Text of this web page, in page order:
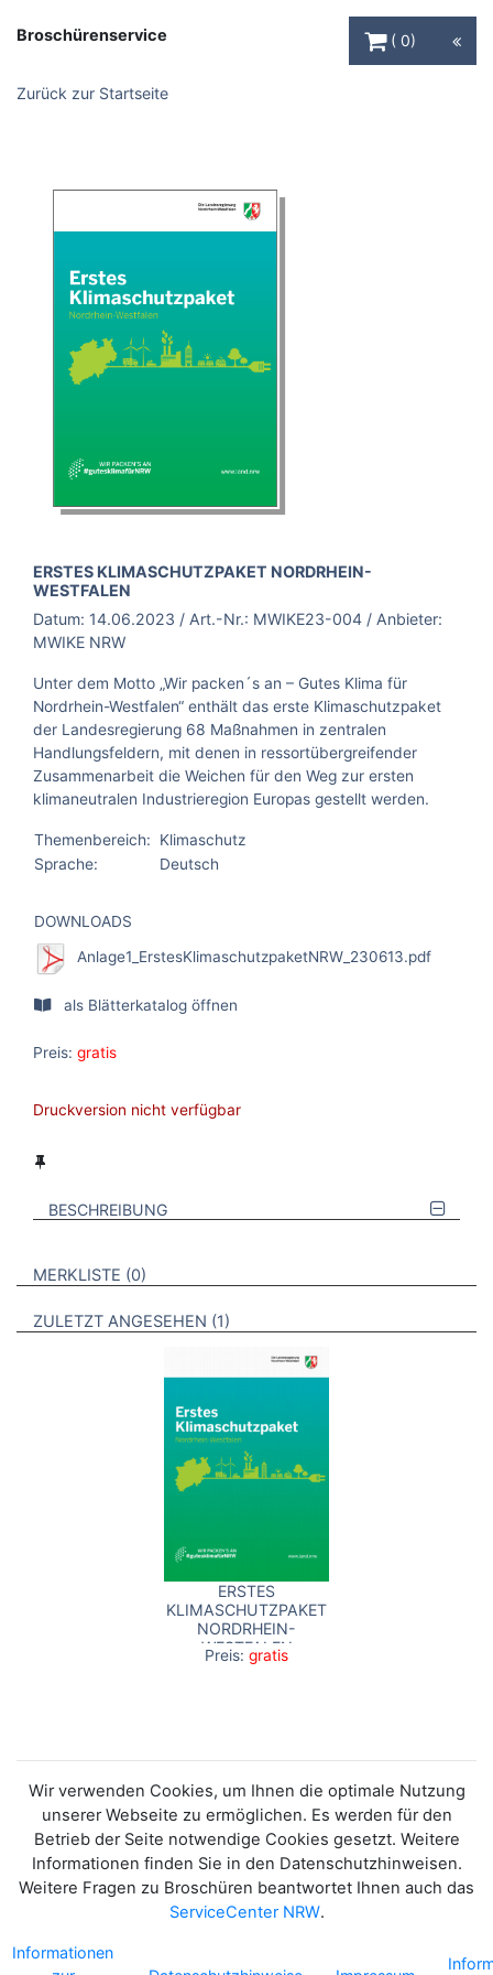
Broschürenservice
0
Zurück zur Startseite
BROSCHÜRE:
ERSTES KLIMASCHUTZPAKET NORDRHEIN-
WESTFALEN
Datum: 14.06.2023 / Art.-Nr.: MWIKE23-004 / Anbieter:
MWIKE NRW
Unter dem Motto „Wir packen´s an – Gutes Klima für
Nordrhein-Westfalen“ enthält das erste Klimaschutzpaket
der Landesregierung 68 Maßnahmen in zentralen
Handlungsfeldern, mit denen in ressortübergreifender
Zusammenarbeit die Weichen für den Weg zur ersten
klimaneutralen Industrieregion Europas gestellt werden.
Themenbereich:
Klimaschutz
Sprache:
Deutsch
DOWNLOADS
Anlage1_ErstesKlimaschutzpaketNRW_230613.pdf
als Blätterkatalog öffnen
Preis: gratis
Druckversion nicht verfügbar
BESCHREIBUNG
VERWEISE AUF VERMERKTE- ODER ZULETZT ANGESEHENE
MERKLISTE 0 BROSCHÜREN
ZULETZT ANGESEHEN 1 BROSCHÜREN
ERSTES
KLIMASCHUTZPAKET
NORDRHEIN-
WESTFALEN
Preis: gratis
Wir verwenden Cookies, um Ihnen die optimale Nutzung
unserer Webseite zu ermöglichen. Es werden für den
Betrieb der Seite notwendige Cookies gesetzt. Weitere
Informationen finden Sie in den Datenschutzhinweisen.
Weitere Fragen zu Broschüren beantwortet Ihnen auch das
ServiceCenter NRW.
Informationen